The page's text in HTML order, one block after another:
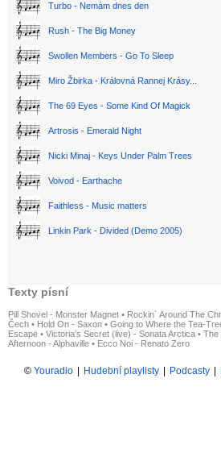
Turbo - Nemám dnes den
Rush - The Big Money
Swollen Members - Go To Sleep
Miro Žbirka - Královná Rannej Krásy...
The 69 Eyes - Some Kind Of Magick
Artrosis - Emerald Night
Nicki Minaj - Keys Under Palm Trees
Voivod - Earthache
Faithless - Music matters
Linkin Park - Divided (Demo 2005)
Texty písní
Pill Shovel - Monster Magnet • Rockin´ Around The
Čech • Hold On - Saxon • Going to Where the Tea-
Escape • Victoria's Secret (live) - Sonata Arctica • The
Afternoon - Alphaville • Ecco Noi - Renato Zero
© Youradio Hudební playlisty Podcasty